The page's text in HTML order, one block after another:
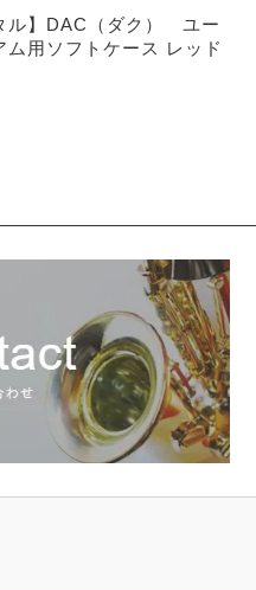
ル】DAC（ダク） ユー
ム用ソフトケース レッド